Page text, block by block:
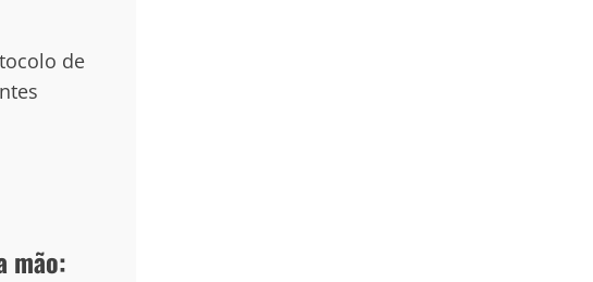
de
mão: